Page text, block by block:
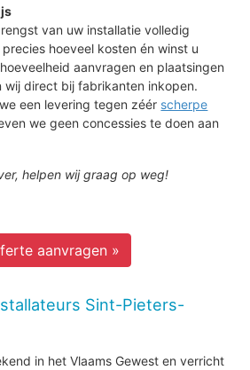
van uw installatie volledig
hoeveel kosten én winst u
aanvragen en plaatsingen
wij direct bij fabrikanten inkopen.
een levering tegen zéér scherpe
we geen concessies te doen aan
helpen wij graag op weg!
aanvragen »
Sint-Pieters-
in het Vlaams Gewest en verricht